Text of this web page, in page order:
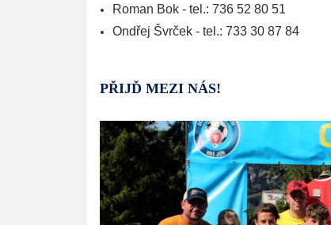
Roman Bok - tel.: 736 52 80 51
Ondřej Švrček - tel.: 733 30 87 84
PŘIJĎ MEZI NÁS!